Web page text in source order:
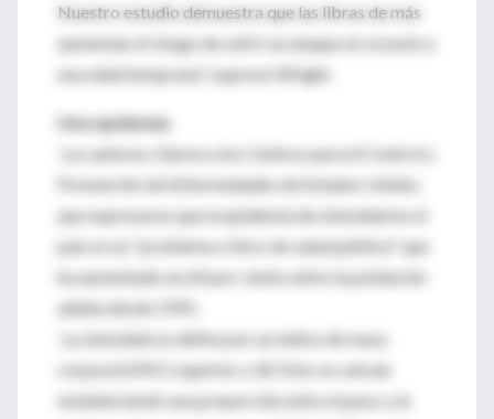
Nuestro estudio demuestra que las libras de más
aumentan el riesgo de sufrir un ataque al corazón a
una edad temprana", expresó Wright.
Una epidemia
Los autores citaron a los Centros para el Control y
Prevención de Enfermedades de Estados Unidos
que expresaron que la epidemia de obesidad en el
país es un "problema crítico de salud pública" que
ha aumentado en 60 por ciento entre la población
adulta desde 1991.
La obesidad se define por un índice de masa
corporal (IMC) superior a 30. Esto se calcula
estableciendo una proporción entre el peso y la